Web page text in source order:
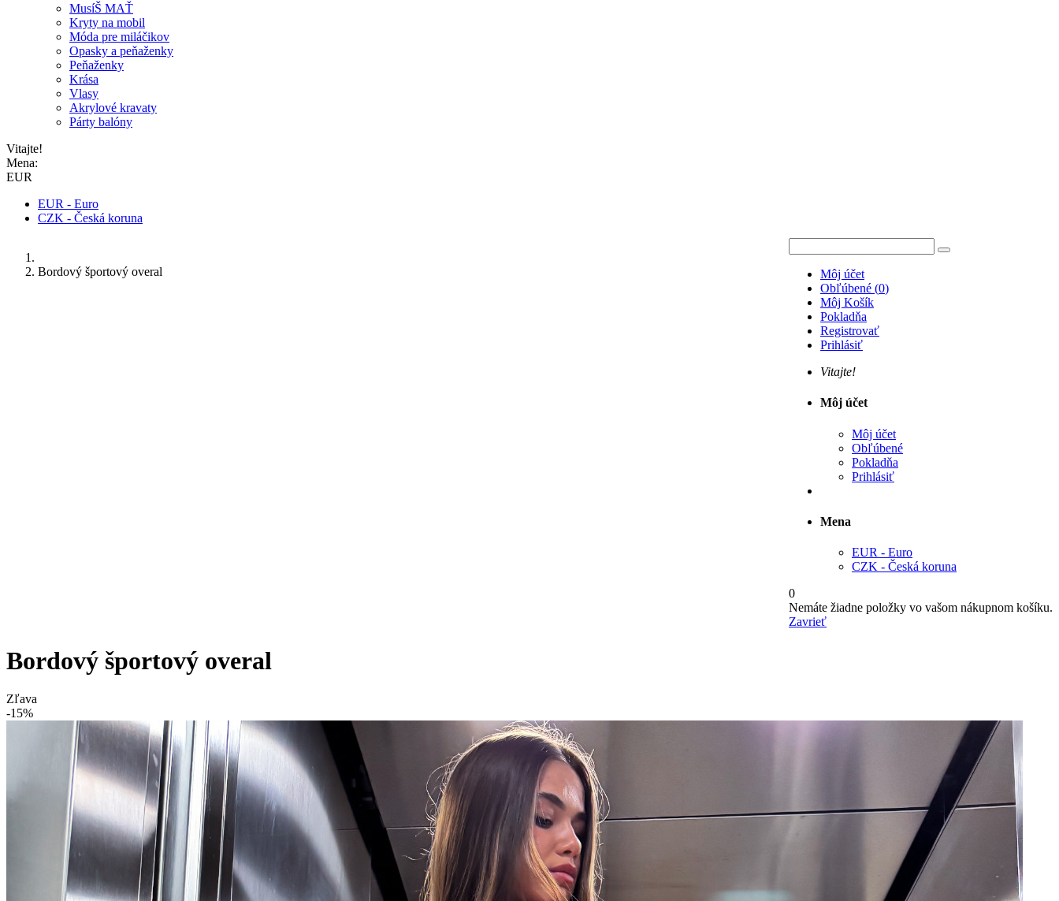
MusíŠ MAŤ
Kryty na mobil
Móda pre miláčikov
Opasky a peňaženky
Peňaženky
Krása
Vlasy
Akrylové kravaty
Párty balóny
Vitajte!
Mena:
EUR
EUR - Euro
CZK - Česká koruna
Môj účet
Obľúbené (0)
Môj Košík
Pokladňa
Registrovať
Prihlásiť
Vitajte!
Môj účet
Môj účet
Obľúbené
Pokladňa
Prihlásiť
Mena
EUR - Euro
CZK - Česká koruna
0
Nemáte žiadne položky vo vašom nákupnom košíku.
Zavrieť
Bordový športový overal
Bordový športový overal
Zľava
-15%